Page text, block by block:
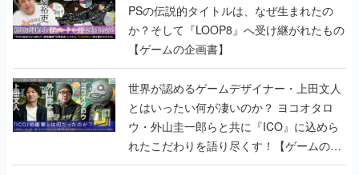
PSの伝説的タイトルは、なぜ生まれたの
か？そして『LOOP8』へ受け継がれたもの
【ゲームの企画書】
世界が認めるゲームデザイナー・上田文人
とはいったい何が凄いのか？ ヨコオタロ
ウ・外山圭一郎らと共に『ICO』に込めら
れたこだわりを語り尽くす！【ゲームの企
画書】